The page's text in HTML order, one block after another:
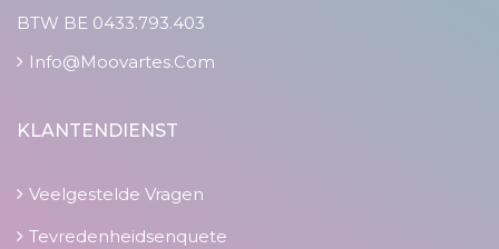
BTW BE 0433.793.403
Info@moovartes.com
KLANTENDIENST
Veelgestelde Vragen
Tevredenheidsenquete